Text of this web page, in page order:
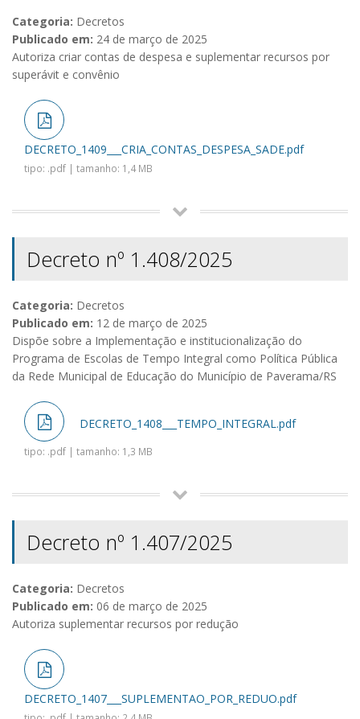
Categoria: Decretos
Publicado em: 24 de março de 2025
Autoriza criar contas de despesa e suplementar recursos por
superávit e convênio
DECRETO_1409___CRIA_CONTAS_DESPESA_SADE.pdf
tipo: .pdf | tamanho: 1,4 MB
Decreto nº 1.408/2025
Categoria: Decretos
Publicado em: 12 de março de 2025
Dispõe sobre a Implementação e institucionalização do
Programa de Escolas de Tempo Integral como Política Pública
da Rede Municipal de Educação do Município de Paverama/RS
DECRETO_1408___TEMPO_INTEGRAL.pdf
tipo: .pdf | tamanho: 1,3 MB
Decreto nº 1.407/2025
Categoria: Decretos
Publicado em: 06 de março de 2025
Autoriza suplementar recursos por redução
DECRETO_1407___SUPLEMENTAO_POR_REDUO.pdf